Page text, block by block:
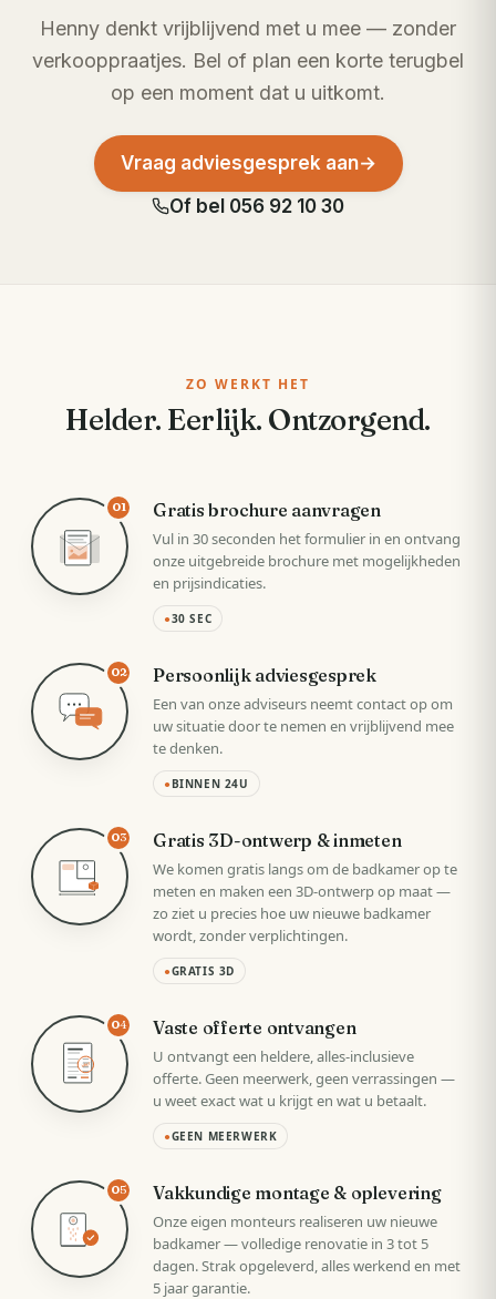
Henny denkt vrijblijvend met u mee — zonder
verkooppraatjes. Bel of plan een korte terugbel
op een moment dat u uitkomt.
Vraag adviesgesprek aan→
Of bel 056 92 10 30
ZO WERKT HET
Helder. Eerlijk. Ontzorgend.
01 Gratis brochure aanvragen
Vul in 30 seconden het formulier in en ontvang
onze uitgebreide brochure met mogelijkheden
en prijsindicaties.
●30 SEC
02 Persoonlijk adviesgesprek
Een van onze adviseurs neemt contact op om
uw situatie door te nemen en vrijblijvend mee
te denken.
● BINNEN 24U
03 Gratis 3D-ontwerp & inmeten
We komen gratis langs om de badkamer op te
meten en maken een 3D-ontwerp op maat —
zo ziet u precies hoe uw nieuwe badkamer
wordt, zonder verplichtingen.
●GRATIS 3D
VAST
04 Vaste offerte ontvangen
U ontvangt een heldere, alles-inclusieve
offerte. Geen meerwerk, geen verrassingen —
u weet exact wat u krijgt en wat u betaalt.
●GEEN MEERWERK
05 Vakkundige montage & oplevering
Onze eigen monteurs realiseren uw nieuwe
badkamer — volledige renovatie in 3 tot 5
dagen. Strak opgeleverd, alles werkend en met
5 jaar garantie.